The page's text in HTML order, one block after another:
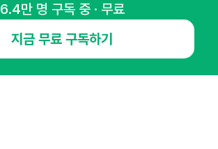
6.4만 명 구독 중 · 무료
지금 무료 구독하기